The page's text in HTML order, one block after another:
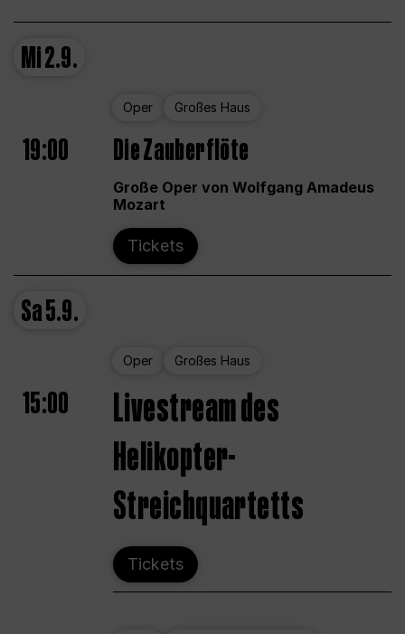
Mi2.9.
Oper Großes Haus
19:00 Die Zauberflöte
Große Oper von Wolfgang Amadeus
Mozart
Tickets
Sa5.9.
Oper Großes Haus
15:00
Livestream des
Helikopter-
Streichquartetts
Tickets